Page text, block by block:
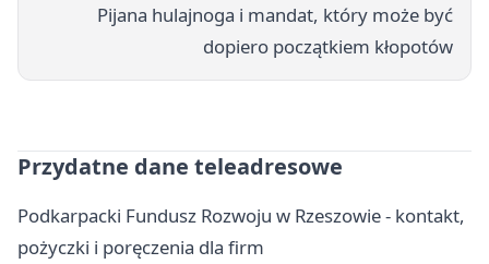
Pijana hulajnoga i mandat, który może być
dopiero początkiem kłopotów
Przydatne dane teleadresowe
Podkarpacki Fundusz Rozwoju w Rzeszowie - kontakt,
pożyczki i poręczenia dla firm